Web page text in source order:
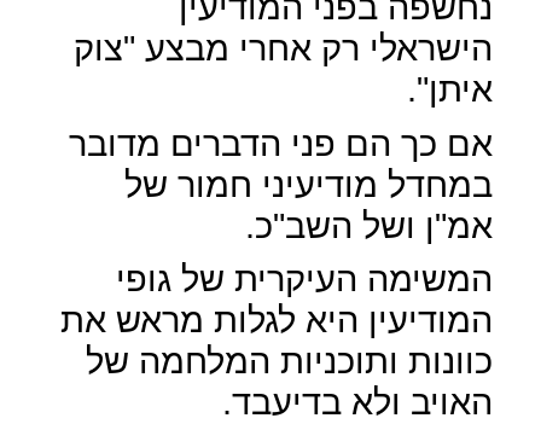
הישראלי רק אחרי מבצע "צוק
איתן".
אם כך הם פני הדברים מדובר
במחדל מודיעיני חמור של
אמ"ן ושל השב"כ.
המשימה העיקרית של גופי
המודיעין היא לגלות מראש את
כוונות ותוכניות המלחמה של
האויב ולא בדיעבד.